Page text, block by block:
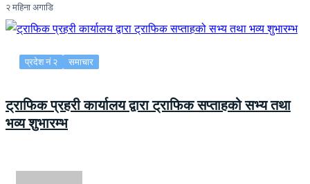
२ महिना अगाडि
प्रदेश नं २ समाचार
ट्राफिक प्रहरी कार्यालय द्वारा ट्राफिक सप्ताहको सभ्य तथा
भव्य शुभारम्भ